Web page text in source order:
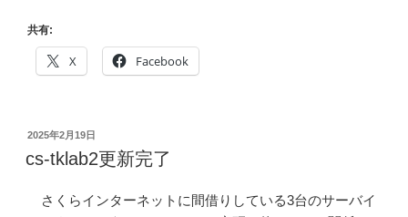
共有:
X Facebook
投
日:
2025年2月19日
cs-tklab2更新完了
さくらインターネットに間借りしている3台のサーバイ